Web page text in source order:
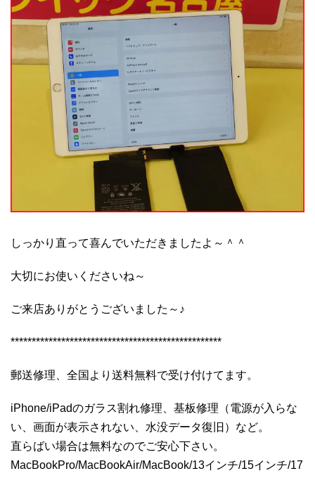
しっかり直って喜んでいただきましたよ～＾＾
大切にお使いくださいね～
ご来店ありがとうございました～♪
**************************************************
郵送修理、全国より送料無料で受け付けてます。
iPhone/iPadのガラス割れ修理、基板修理（電源が入らな
い、画面が表示されない、水没データ復旧）など。
直らばい場合は無料なのでご安心下さい。
MacBookPro/MacBookAir/MacBook/13インチ/15インチ/17